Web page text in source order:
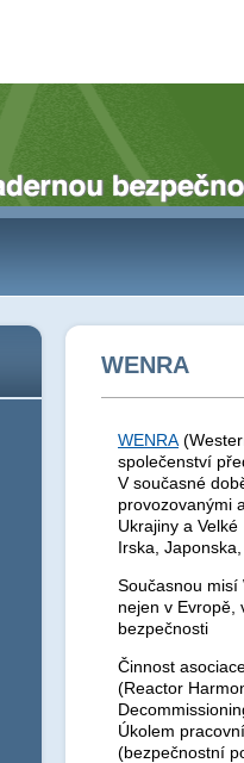
WENRA
WENRA
společenství
V současné
provozovanými
Ukrajiny a
Irska,
Současnou misí
nejen v Evropě,
bezpečnosti
Činnost
(Reactor
Úkolem
(bezpečnostní